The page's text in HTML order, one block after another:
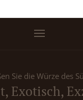
Sie die Würze des
Exotisch,